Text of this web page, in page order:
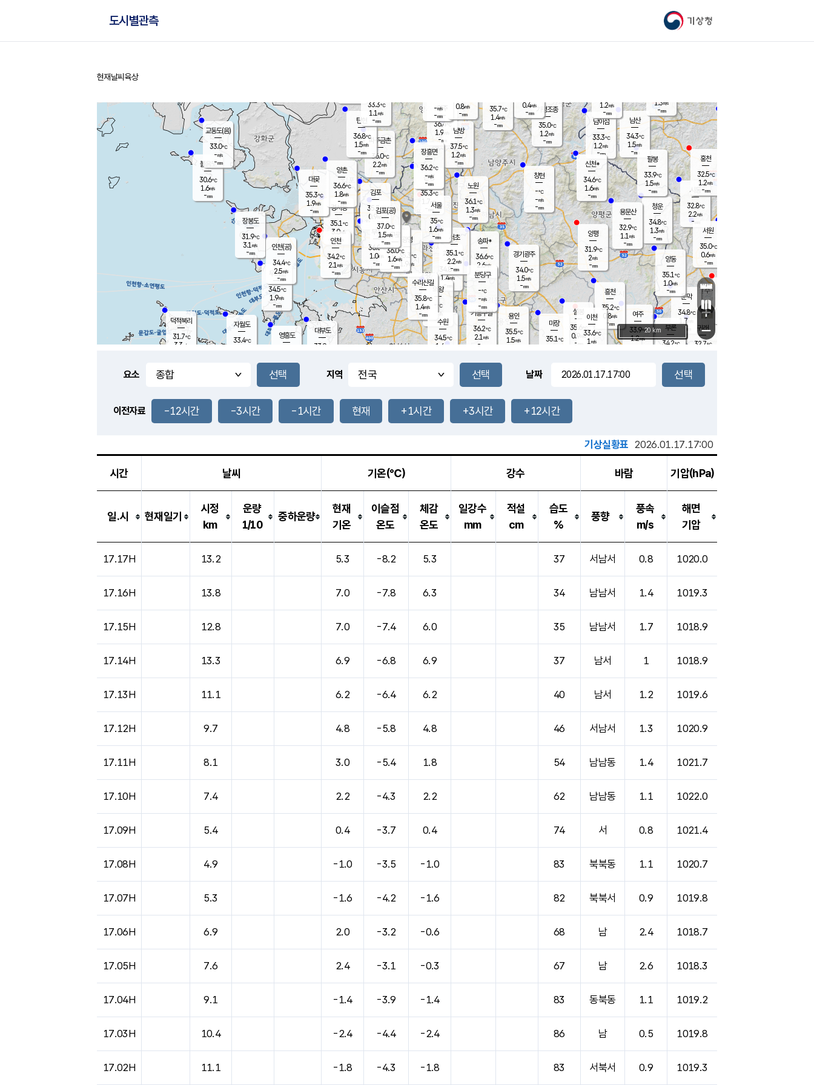
기상청
도시별관측
홈
현재날씨 육상
풍도
1.1m/s
문막
34.8℃
1.7m/s
mm
남이섬
33.3℃
1.2m/s
-mm
무의도
34.5℃
1.9m/s
-mm
영흥도
볼음도
30.6℃
1.6m/s
-mm
자월도
33.4℃
양주
36.4℃
1.9
-mm
부론
34.2℃
과천
34.8℃
1.4m/s
- mm
남산
34.3℃
1.5m/s
-mm
장봉도
31.9℃
3.1 m/s
-mm
-mm
청운
34.8℃
1.3m/s
-mm
팔봉
33.9℃
1.5m/s
-mm
-mm
용인
35.5℃
1.5m/s
여주
33.9℃
1.2m/s
양동
35.1℃
1.0m/s
-mm
경기광주
34.0℃
1.5m/s
-mm
장호원
1.2m/s
-mm
34.1
℃
대부도
33.9
-
경서동
35.1℃
3.0m/s
-mm
파주금촌
36.0℃
2.2m/s
-mm
가평조종
35.0℃
1.2m/s
-mm
35.7℃
1.4m/s
-mm
대곶
35.3℃
1.9m/s
-mm
신천*
34.6℃
1.6m/s
-mm
창현
-℃
-m/s
-mm
탄현
36.8℃
1.5m/s
-mm
0.4m/s
-mm
35.9℃
1.3m/s
-mm
흥천
35.2℃
0.8m/s
-mm
마장
35.1℃
의왕
- ℃
m/s
mm
김포
35.7℃
0.9 m/s
mm
설봉
35.6
0.9 m/s
- mm
광명
35.3 ℃
1.9 m/s
-mm
부천
36.0℃
1.0m/s
-mm
-mm
양촌
36.6℃
1.8m/s
-mm
구로
36.0℃
1.6m/s
-mm
은평
35.3℃
1.7 m/s
- mm
노원
36.1℃
1.3m/s
-mm
송파*
36.6℃
2.6m/s
-mm
서초
35.1℃
2.2m/s
-mm
남방
37.5℃
1.2m/s
-mm
기흥구갈
36.2℃
2.1 m/s
-
수리산길
35.8℃
1.4m/s
-mm
분당구
-℃
-m/s
-mm
장흥면
36.2℃
-m/s
-mm
-m/s
-mm
시동
32.8℃
2.2m/s
- mm
귀래
32.7℃
서원
35.0℃
0.6m/s
-mm
용문산
32.9℃
1.1 m/s
-mm
덕적북리
31.7℃
3.3 m/s
인천(공)
34.4℃
2.5m/s
-mm
김포(공)
37.0℃
1.5m/s
-mm
교동도(음)
33.0℃
-m/s
-mm
홍천
32.5℃
1.2m/s
-mm
이천
33.6℃
1 m/s
양평
31.9℃
2m/s
-mm
수원
34.5℃
1.6 m/s
인천
34.2℃
2.1 m/s
-mm
서울
35℃
1.6m/s
-mm
1.3m/s
-mm
33.3℃
1.1 m/s
-mm
0.8m/s
-mm
+
−
20 km
요소 지역 날짜
이전자료 -12시간 -3시간 -1시간 현재 +1시간 +3시간 +12시간
기상실황표 2026.01.17.17:00
시간 날씨 기온(℃) 강수 바람 기압(hPa)
일.시 현재일기
시정
km
운량
1/10
중하운량
현재
기온
이슬점
온도
체감
온도
일강수
mm
적설
cm
습도
%
풍향
풍속
m/s
해면
기압
17.17H 13.2 5.3 -8.2 5.3 37 서남서 0.8 1020.0
17.16H 13.8 7.0 -7.8 6.3 34 남남서 1.4 1019.3
17.15H 12.8 7.0 -7.4 6.0 35 남남서 1.7 1018.9
17.14H 13.3 6.9 -6.8 6.9 37 남서 1 1018.9
17.13H 11.1 6.2 -6.4 6.2 40 남서 1.2 1019.6
17.12H 9.7 4.8 -5.8 4.8 46 서남서 1.3 1020.9
17.11H 8.1 3.0 -5.4 1.8 54 남남동 1.4 1021.7
17.10H 7.4 2.2 -4.3 2.2 62 남남동 1.1 1022.0
17.09H 5.4 0.4 -3.7 0.4 74 서 0.8 1021.4
17.08H 4.9 -1.0 -3.5 -1.0 83 북북동 1.1 1020.7
17.07H 5.3 -1.6 -4.2 -1.6 82 북북서 0.9 1019.8
17.06H 6.9 2.0 -3.2 -0.6 68 남 2.4 1018.7
17.05H 7.6 2.4 -3.1 -0.3 67 남 2.6 1018.3
17.04H 9.1 -1.4 -3.9 -1.4 83 동북동 1.1 1019.2
17.03H 10.4 -2.4 -4.4 -2.4 86 남 0.5 1019.8
17.02H 11.1 -1.8 -4.3 -1.8 83 서북서 0.9 1019.3